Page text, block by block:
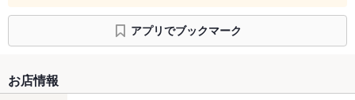
アプリでブックマーク
お店情報